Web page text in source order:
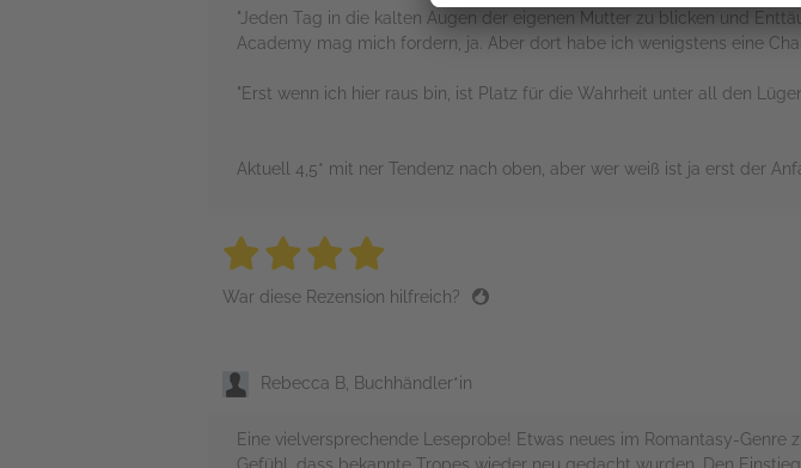
"Jeden Tag in die kalten Augen der eigenen Mutter zu blicken und
Academy mag mich fordern, ja. Aber dort habe ich wenigstens eine
"Erst wenn ich hier raus bin, ist Platz für die Wahrheit unter all den
Aktuell 4,5* mit ner Tendenz nach oben, aber wer weiß ist ja erst der
4 stars
4 stars
4 stars
War diese Rezension hilfreich?
Rebecca B, Buchhändler*in
Eine vielversprechende Leseprobe! Etwas neues im Romantasy-